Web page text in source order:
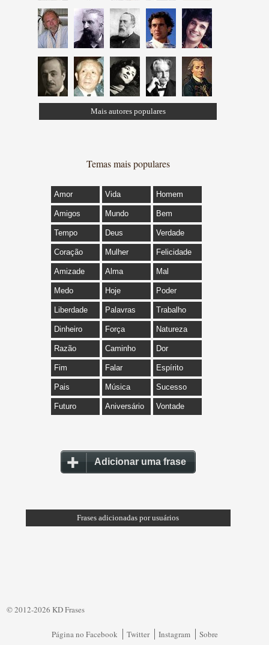
Mais autores populares
Temas mais populares
Amor Vida Homem
Amigos Mundo Bem
Tempo Deus Verdade
Coração Mulher Felicidade
Amizade Alma Mal
Medo Hoje Poder
Liberdade Palavras Trabalho
Dinheiro Força Natureza
Razão Caminho Dor
Fim Falar Espírito
Pais Música Sucesso
Futuro Aniversário Vontade
Adicionar uma frase
Frases adicionadas por usuários
© 2012-2026 KD Frases
Página no Facebook Twitter Instagram Sobre